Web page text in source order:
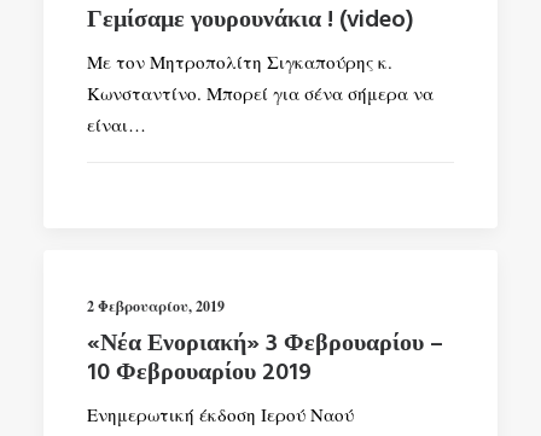
Γεμίσαμε γουρουνάκια ! (video)
Με τον Μητροπολίτη Σιγκαπούρης κ.
Κωνσταντίνο. Μπορεί για σένα σήμερα να
είναι…
2 Φεβρουαρίου, 2019
«Νέα Ενοριακή» 3 Φεβρουαρίου –
10 Φεβρουαρίου 2019
Ενημερωτική έκδοση Ιερού Ναού